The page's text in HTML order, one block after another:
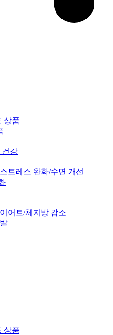
상품
건강
트레스 완화/수면 개선
어트/체지방 감소
상품